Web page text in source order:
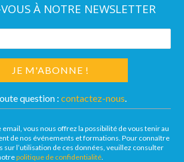
À NOTRE NEWSLETTER
question : contactez-nous
vous nous offrez la possibilité de vous tenir au
de nos événements et formations. Pour connaître
sur l’utilisation de ces données, veuillez consulter
politique de confidentialité